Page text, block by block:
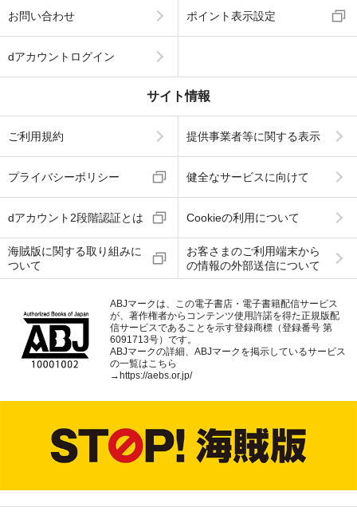
お問い合わせ ポイント表示設定
dアカウントログイン
サイト情報
ご利用規約 提供事業者等に関する表示
プライバシーポリシー 健全なサービスに向けて
dアカウント2段階認証とは Cookieの利用について
海賊版に関する取り組みに
ついて
お客さまのご利用端末から
の情報の外部送信について
ABJマークは、この電子書店・電子書籍配信サービス
が、著作権者からコンテンツ使用許諾を得た正規版配
信サービスであることを示す登録商標（登録番号 第
6091713号）です。
ABJマークの詳細、ABJマークを掲示しているサービス
の一覧はこちら
→https://aebs.or.jp/